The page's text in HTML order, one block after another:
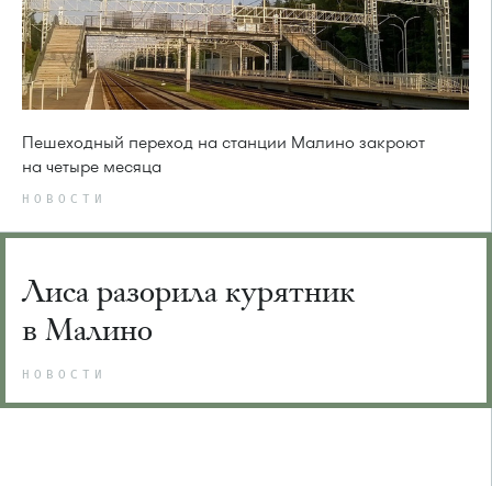
Пешеходный переход на станции Малино закроют
на четыре месяца
НОВОСТИ
Лиса разорила курятник
в Малино
НОВОСТИ